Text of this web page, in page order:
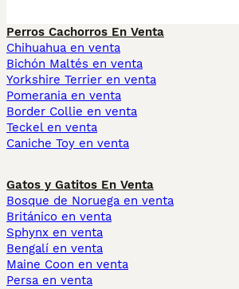
Perros Cachorros En Venta
Chihuahua en venta
Bichón Maltés en venta
Yorkshire Terrier en venta
Pomerania en venta
Border Collie en venta
Teckel en venta
Caniche Toy en venta
Gatos y Gatitos En Venta
Bosque de Noruega en venta
Británico en venta
Sphynx en venta
Bengalí en venta
Maine Coon en venta
Persa en venta